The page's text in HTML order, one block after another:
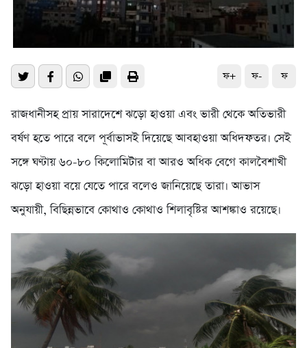
ফ+ ফ- ফ
রাজধানীসহ প্রায় সারাদেশে ঝড়ো হাওয়া এবং ভারী থেকে অতিভারী
বর্ষণ হতে পারে বলে পূর্বাভাসই দিয়েছে আবহাওয়া অধিদফতর। সেই
সঙ্গে ঘণ্টায় ৬০-৮০ কিলোমিটার বা আরও অধিক বেগে কালবৈশাখী
ঝড়ো হাওয়া বয়ে যেতে পারে বলেও জানিয়েছে তারা। আভাস
অনুযায়ী, বিছিন্নভাবে কোথাও কোথাও শিলাবৃষ্টির আশঙ্কাও রয়েছে।